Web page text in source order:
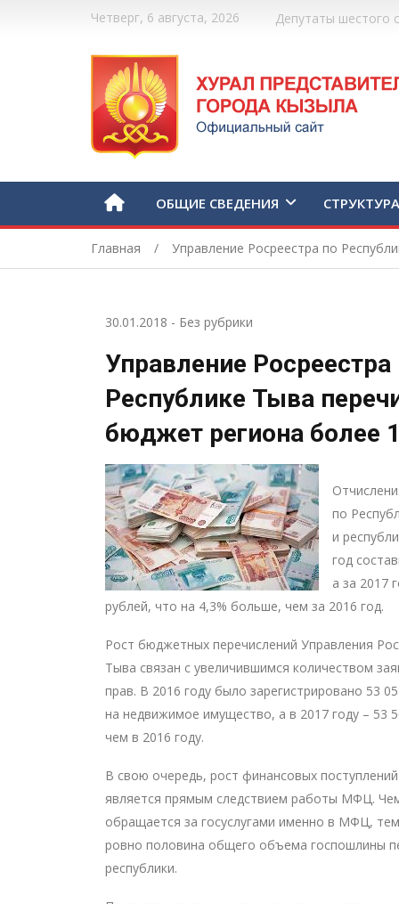
Четверг, 6 августа, 2026 Депутаты шестого
ОБЩИЕ СВЕДЕНИЯ СТРУКТУРА
Главная Управление Росреестра по
30.01.2018 - Без рубрики
Управление Росреестра
Республике Тыва
бюджет региона более
по
и
год
а за 2017
рублей, что на 4,3% больше, чем за 2016 год.
Рост бюджетных перечислений Управления
Тыва связан с увеличившимся количеством
прав. В 2016 году было зарегистрировано 53
на недвижимое имущество, а в 2017 году – 53
чем в 2016 году.
В свою очередь, рост финансовых
является прямым следствием работы МФЦ.
обращается за госуслугами именно в МФЦ,
ровно половина общего объема госпошлины
республики.